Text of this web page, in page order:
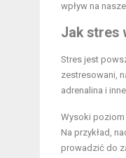
wpływ na
Jak stres
Stres jest
zestresowani,
adrenalina i
Wysoki poziom
Na przykład,
prowadzić do